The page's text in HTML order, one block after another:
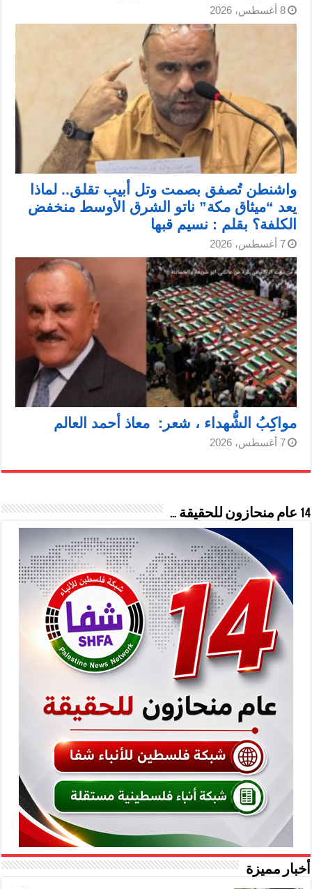
8 أغسطس، 2026
واشنطن تُصفق بصمت وتل أبيب تقلق.. لماذا
يعد “ميثاق مكة” ناتو الشرق الأوسط منخفض
الكلفة؟ بقلم : نسيم قبها
7 أغسطس، 2026
مواكِبُ الشُّهداء ، شعر: معاذ أحمد العالم
7 أغسطس، 2026
14 عام منحازون للحقيقة …
أخبار مميزة